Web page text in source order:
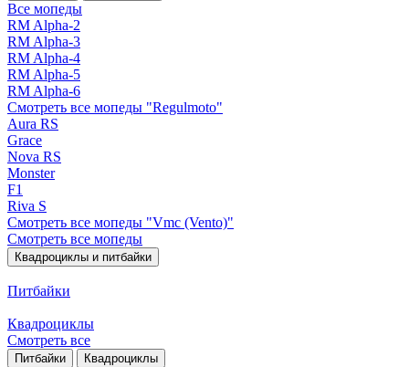
Все мопеды
RM Alpha-2
RM Alpha-3
RM Alpha-4
RM Alpha-5
RM Alpha-6
Смотреть все мопеды "Regulmoto"
Aura RS
Grace
Nova RS
Monster
F1
Riva S
Смотреть все мопеды "Vmc (Vento)"
Смотреть все мопеды
Квадроциклы и питбайки
Питбайки
Квадроциклы
Смотреть все
Питбайки Квадроциклы